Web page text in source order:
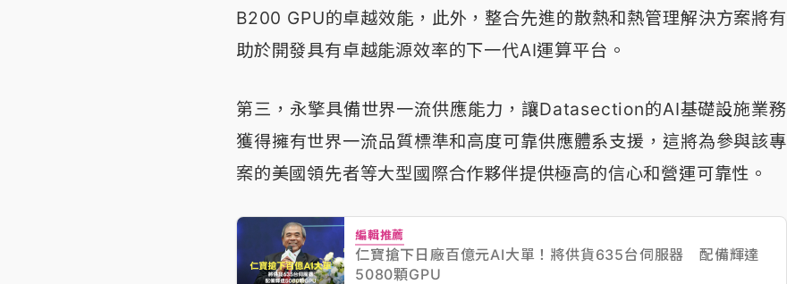
B200 GPU的卓越效能，此外，整合先進的散熱和熱管理解決方案將有
助於開發具有卓越能源效率的下一代AI運算平台。
第三，永擎具備世界一流供應能力，讓Datasection的AI基礎設施業務
獲得擁有世界一流品質標準和高度可靠供應體系支援，這將為參與該專
案的美國領先者等大型國際合作夥伴提供極高的信心和營運可靠性。
編輯推薦
仁寶搶下日廠百億元AI大單！將供貨635台伺服器 配備輝達
5080顆GPU